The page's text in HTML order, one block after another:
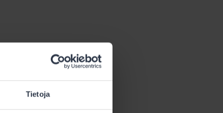
Tietoja